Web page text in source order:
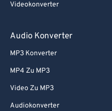
Videokonverter
Audio Konverter
MP3 Konverter
MP4 Zu MP3
Video Zu MP3
Audiokonverter